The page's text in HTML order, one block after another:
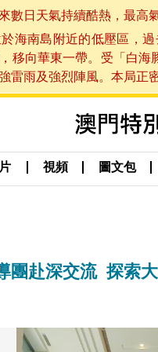
數日天氣持續酷熱，最高
海南島附近的低壓區，
移向華東一帶。受「白
雷雨及強烈陣風。本局正
視頻 圖文包
團赴深交流 探索